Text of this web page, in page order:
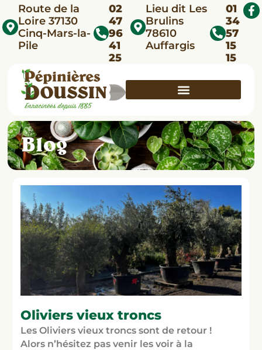
Route de la
Loire 37130
Cinq-Mars-la-
Pile
02
47
96
41
25
Lieu dit Les
Brulins
78610
Auffargis
01
34
57
15
15
Blog
Oliviers vieux troncs
Les Oliviers vieux troncs sont de retour !
Alors n’hésitez pas venir les voir à la